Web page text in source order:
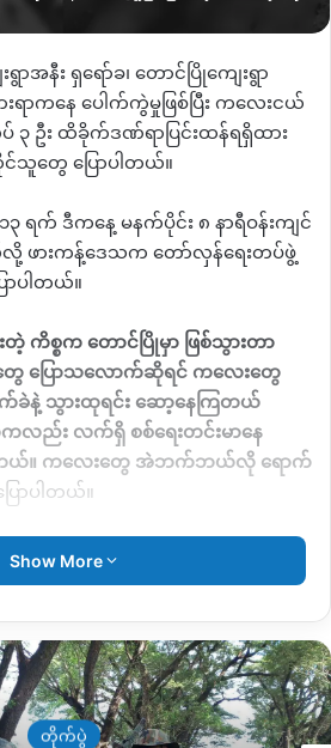
ရွာအနီး ရှရော်ခ၊ တောင်ပြိုကျေးရွာ
းရာကနေ ပေါက်ကွဲမှုဖြစ်ပြီး ကလေးငယ်
၃ ဦး ထိခိုက်ဒဏ်ရာပြင်းထန်ရရှိထား
င်သူတွေ ပြောပါတယ်။
၁၃ ရက် ဒီကနေ့ မနက်ပိုင်း ၈ နာရီဝန်းကျင်
လို့ ဖားကန့်ဒေသက တော်လှန်ရေးတပ်ဖွဲ့
ောပါတယ်။
တဲ့ ကိစ္စက တောင်ပြိုမှာ ဖြစ်သွားတာ
ေ ပြောသလောက်ဆိုရင် ကလေးတွေ
ခဲနဲ့ သွားထုရင်း ဆော့နေကြတယ်
ကလည်း လက်ရှိ စစ်ရေးတင်းမာနေ
ယ်။ ကလေးတွေ အဲဘက်ဘယ်လို ရောက်
ြောပါတယ်။
ခဲ့တဲ့ နေရာမှာ
းဆိုသူ ကလေးငယ်က ပွဲချင်းပြီး အသက်
ဦးက အသက် ၁၁ နှစ်အရွယ် မောင်ဦးကို
မောင်မင်းသူရိန် နဲ့ အသက် ၈ နှစ်
က်မပြည့်သေးတဲ့ ကလေး
Show More
တိုက်ပွဲ